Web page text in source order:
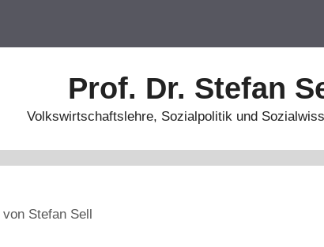
Prof. Dr. Stefan
Volkswirtschaftslehre, Sozialpolitik und
von Stefan Sell